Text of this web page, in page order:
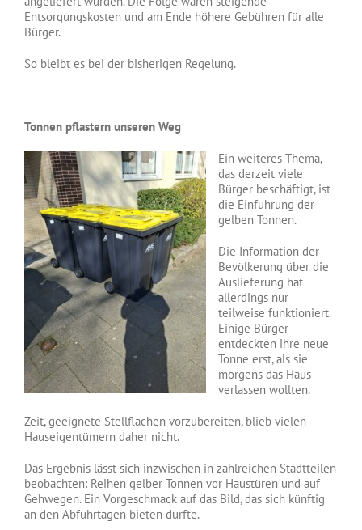
Entsorgungskosten und am Ende höhere Gebühren für alle
Bürger.
So bleibt es bei der bisherigen Regelung.
Tonnen pflastern unseren Weg
Ein weiteres Thema,
das derzeit viele
Bürger beschäftigt, ist
die Einführung der
gelben Tonnen.
Die Information der
Bevölkerung über die
Auslieferung hat
allerdings nur
teilweise funktioniert.
Einige Bürger
entdeckten ihre neue
Tonne erst, als sie
morgens das Haus
verlassen wollten.
Zeit, geeignete Stellflächen vorzubereiten, blieb vielen
Hauseigentümern daher nicht.
Das Ergebnis lässt sich inzwischen in zahlreichen Stadtteilen
beobachten: Reihen gelber Tonnen vor Haustüren und auf
Gehwegen. Ein Vorgeschmack auf das Bild, das sich künftig
an den Abfuhrtagen bieten dürfte.